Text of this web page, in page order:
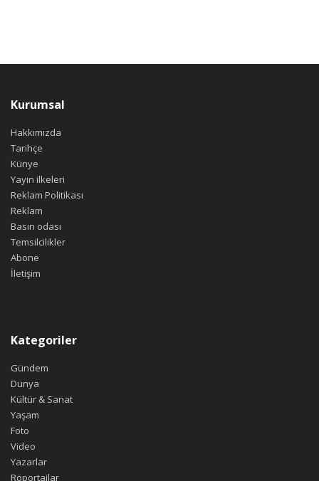
Kurumsal
Hakkımızda
Tarihçe
Künye
Yayın ilkeleri
Reklam Politikası
Reklam
Basın odası
Temsilcilikler
Abone
İletişim
Kategoriler
Gündem
Dünya
Kültür & Sanat
Yaşam
Foto
Video
Yazarlar
Röportajlar